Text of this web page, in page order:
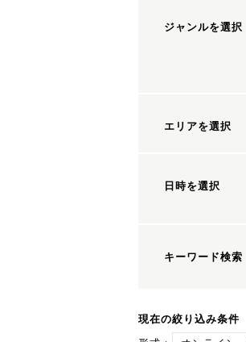
ジャンルを選択
エリアを選択
日時を選択
キーワード検索
現在の絞り込み条件